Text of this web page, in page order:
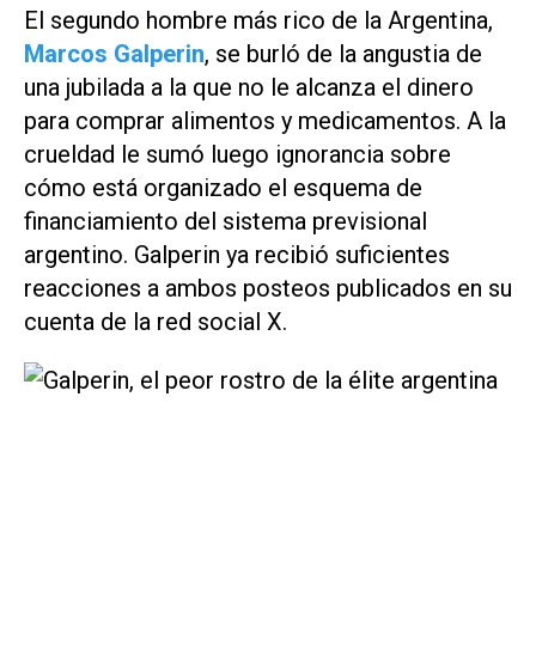
El segundo hombre más rico de la Argentina,
Marcos Galperin, se burló de la angustia de
una jubilada a la que no le alcanza el dinero
para comprar alimentos y medicamentos. A la
crueldad le sumó luego ignorancia sobre
cómo está organizado el esquema de
financiamiento del sistema previsional
argentino. Galperin ya recibió suficientes
reacciones a ambos posteos publicados en su
cuenta de la red social X.